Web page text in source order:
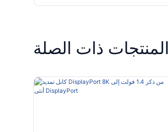
المنتجات ذات الصلة